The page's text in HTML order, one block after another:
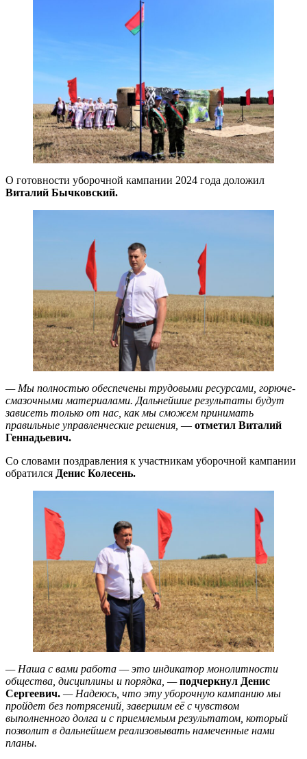
О готовности уборочной кампании 2024 года доложил
Виталий Бычковский.
— Мы полностью обеспечены трудовыми ресурсами, горюче-
смазочными материалами. Дальнейшие результаты будут
зависеть только от нас, как мы сможем принимать
правильные управленческие решения, — отметил Виталий
Геннадьевич.
Со словами поздравления к участникам уборочной кампании
обратился Денис Колесень.
— Наша с вами работа — это индикатор монолитности
общества, дисциплины и порядка, —подчеркнул Денис
Сергеевич. — Надеюсь, что эту уборочную кампанию мы
пройдет без потрясений, завершим её с чувством
выполненного долга и с приемлемым результатом, который
позволит в дальнейшем реализовывать намеченные нами
планы.